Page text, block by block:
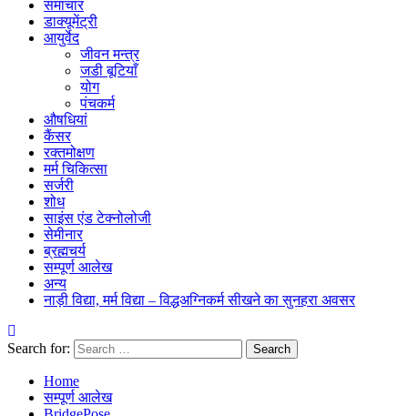
समाचार
डाक्यूमेंट्री
आयुर्वेद
जीवन मन्त्र
जडी बूटियाँ
योग
पंचकर्म
औषधियां
कैंसर
रक्तमोक्षण
मर्म चिकित्सा
सर्जरी
शोध
साइंस एंड टेक्नोलोजी
सेमीनार
ब्रह्मचर्य
सम्पूर्ण आलेख
अन्य
नाड़ी विद्या, मर्म विद्या – विद्धअग्निकर्म सीखने का सुनहरा अवसर
Search for:
Home
सम्पूर्ण आलेख